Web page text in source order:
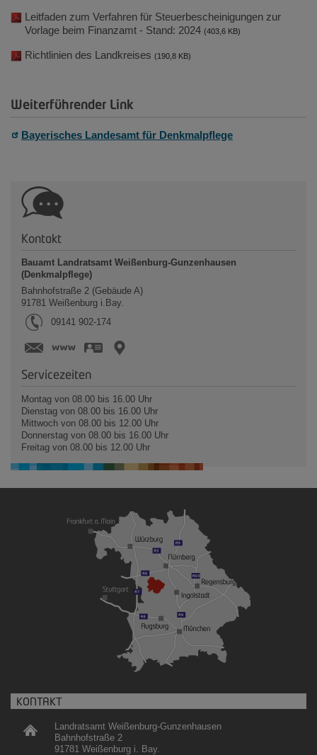
Leitfaden zum Verfahren für Steuerbescheinigungen zur
Vorlage beim Finanzamt - Stand: 2024 (403,6 KB)
Richtlinien des Landkreises (190,8 KB)
Weiterführender Link
Bayerisches Landesamt für Denkmalpflege
Kontakt
Bauamt Landratsamt Weißenburg-Gunzenhausen
(Denkmalpflege)
Bahnhofstraße 2 (Gebäude A)
91781 Weißenburg i.Bay.
Tel.:
09141 902-174
www.landkreis-wug.de
vCard
Servicezeiten
Montag von 08.00 bis 16.00 Uhr
Dienstag von 08.00 bis 16.00 Uhr
Mittwoch von 08.00 bis 12.00 Uhr
Donnerstag von 08.00 bis 16.00 Uhr
Freitag von 08.00 bis 12.00 Uhr
KONTAKT
Landratsamt Weißenburg-Gunzenhausen
Bahnhofstraße 2
91781 Weißenburg i. Bay.